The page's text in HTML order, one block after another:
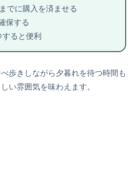
でに購入を済ませる
保する
すると便利
歩きしながら夕暮れを待つ時間も
い雰囲気を味わえます。